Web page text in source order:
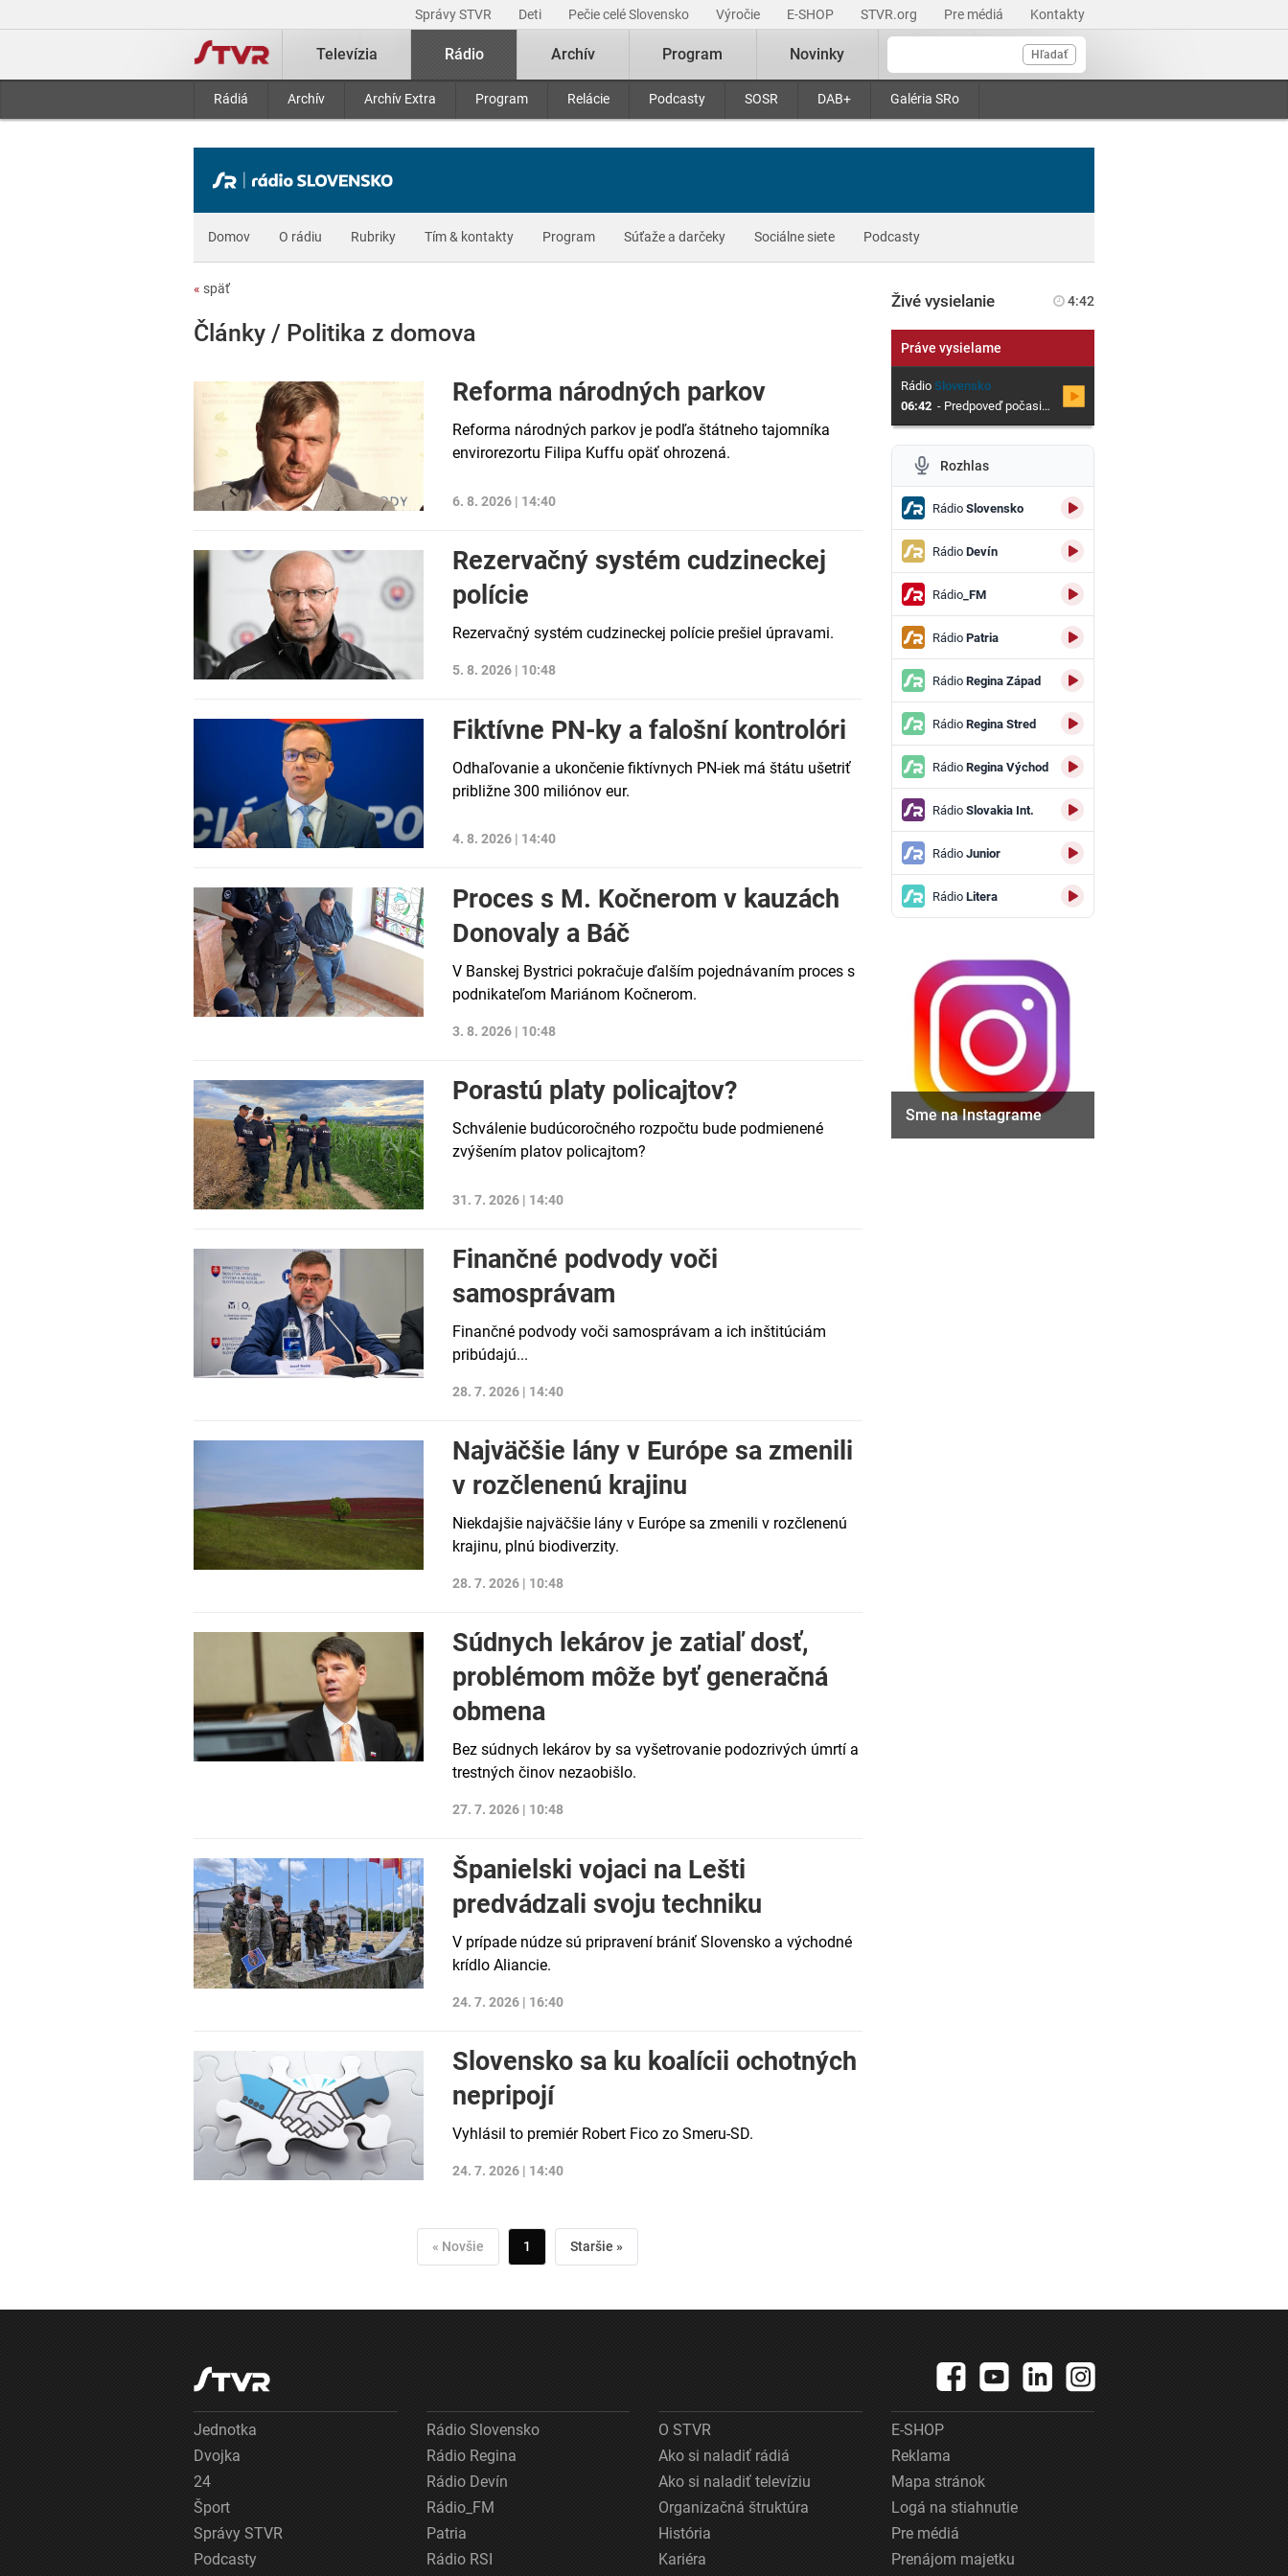
Správy STVR Deti Pečie celé Slovensko Výročie E-SHOP STVR.org Pre médiá Kontakty
Hľadať
Televízia Rádio
Rádiá Archív Archív Extra Program Relácie Podcasty SOSR DAB+ Galéria SRo
Archív Program Novinky
Domov O rádiu Rubriky Tím & kontakty Program Súťaže a darčeky Sociálne siete Podcasty
« späť
Články / Politika z domova
Reforma národných parkov
Reforma národných parkov je podľa štátneho tajomníka
envirorezortu Filipa Kuffu opäť ohrozená.
6. 8. 2026 | 14:40
Rezervačný systém cudzineckej
polície
Rezervačný systém cudzineckej polície prešiel úpravami.
5. 8. 2026 | 10:48
Fiktívne PN-ky a falošní kontrolóri
Odhaľovanie a ukončenie fiktívnych PN-iek má štátu ušetriť
približne 300 miliónov eur.
4. 8. 2026 | 14:40
Proces s M. Kočnerom v kauzách
Donovaly a Báč
V Banskej Bystrici pokračuje ďalším pojednávaním proces s
podnikateľom Mariánom Kočnerom.
3. 8. 2026 | 10:48
Porastú platy policajtov?
Schválenie budúcoročného rozpočtu bude podmienené
zvýšením platov policajtom?
31. 7. 2026 | 14:40
Finančné podvody voči
samosprávam
Finančné podvody voči samosprávam a ich inštitúciám
pribúdajú...
28. 7. 2026 | 14:40
Najväčšie lány v Európe sa zmenili
v rozčlenenú krajinu
Niekdajšie najväčšie lány v Európe sa zmenili v rozčlenenú
krajinu, plnú biodiverzity.
28. 7. 2026 | 10:48
Súdnych lekárov je zatiaľ dosť,
problémom môže byť generačná
obmena
Bez súdnych lekárov by sa vyšetrovanie podozrivých úmrtí a
trestných činov nezaobišlo.
27. 7. 2026 | 10:48
Španielski vojaci na Lešti
predvádzali svoju techniku
V prípade núdze sú pripravení brániť Slovensko a východné
krídlo Aliancie.
24. 7. 2026 | 16:40
Slovensko sa ku koalícii ochotných
nepripojí
Vyhlásil to premiér Robert Fico zo Smeru-SD.
24. 7. 2026 | 14:40
« Novšie 1 Staršie »
Živé vysielanie 4:42
Práve vysielame
RádioSlovensko
06:42 - Predpoveď počasia s meteorológom SHMÚ
Rozhlas
RádioSlovensko
RádioDevín
Rádio_FM
RádioPatria
RádioRegina Západ
RádioRegina Stred
RádioRegina Východ
RádioSlovakia Int.
RádioJunior
RádioLitera
Sme na Instagrame
Jednotka
Dvojka
24
Šport
Správy STVR
Podcasty
Rádio Slovensko
Rádio Regina
Rádio Devín
Rádio_FM
Patria
Rádio RSI
O STVR
Ako si naladiť rádiá
Ako si naladiť televíziu
Organizačná štruktúra
História
Kariéra
E-SHOP
Reklama
Mapa stránok
Logá na stiahnutie
Pre médiá
Prenájom majetku